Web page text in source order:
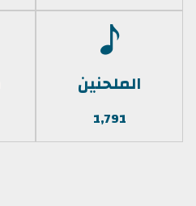
الملحنين
1,791